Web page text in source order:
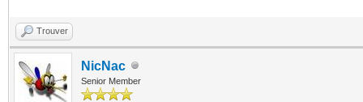
Trouver
NicNac
Senior Member